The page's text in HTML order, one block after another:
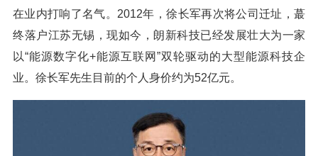
在业内打响了名气。2012年，徐长军再次将公司迁址，蕞
终落户江苏无锡，现如今，朗新科技已经发展壮大为一家
以“能源数字化+能源互联网”双轮驱动的大型能源科技企
业。徐长军先生目前的个人身价约为52亿元。